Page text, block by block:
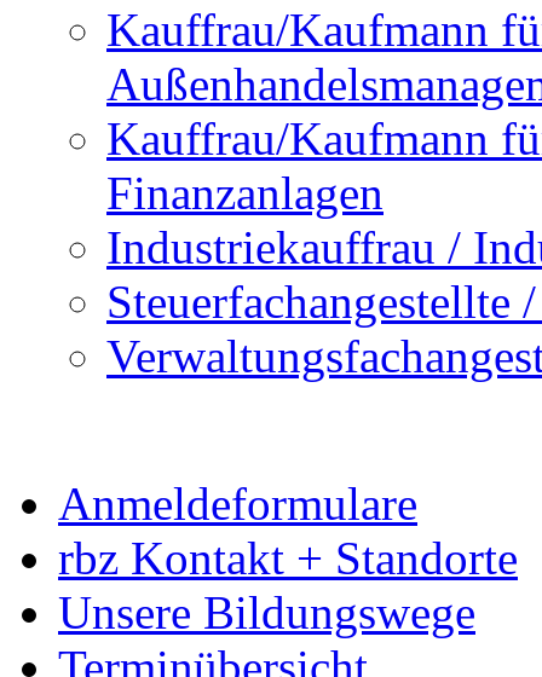
Kauffrau/Kaufmann
Kauffrau/Kaufmann
Finanzanlagen
Industriekauffrau /
Steuerfachangestellte
Anmeldeformulare
rbz Kontakt + Standorte
Unsere Bildungswege
Terminübersicht